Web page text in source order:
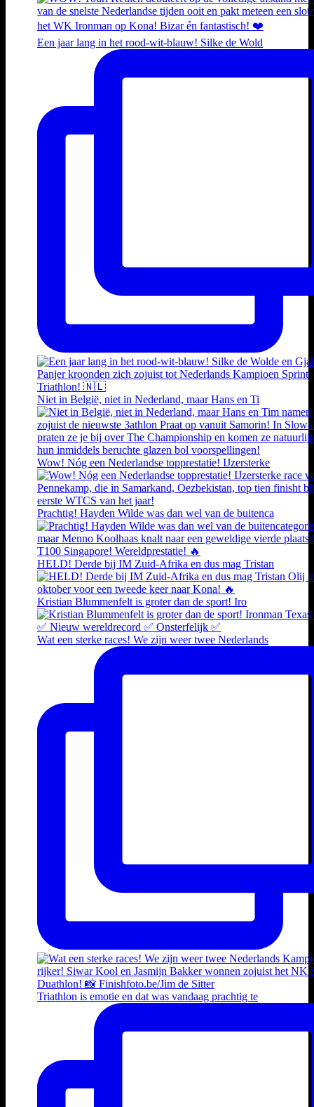
Een jaar lang in het rood-wit-blauw! Silke de Wold
Niet in België, niet in Nederland, maar Hans en Ti
Wow! Nóg een Nederlandse topprestatie! IJzersterke
Prachtig! Hayden Wilde was dan wel van de buitenca
HELD! Derde bij IM Zuid-Afrika en dus mag Tristan
Kristian Blummenfelt is groter dan de sport! Iro
Wat een sterke races! We zijn weer twee Nederlands
Triathlon is emotie en dat was vandaag prachtig te